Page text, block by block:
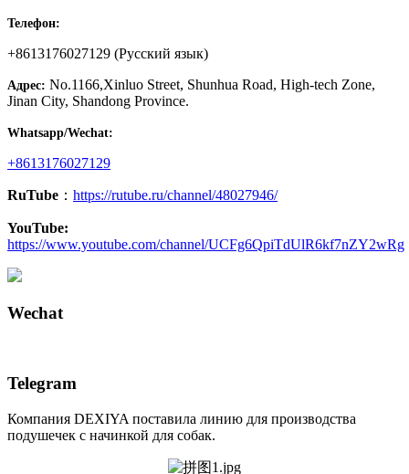
Телефон:
+8613176027129 (Русский язык)
Адрес: No.1166,Xinluo Street, Shunhua Road, High-tech Zone,
Jinan City, Shandong Province.
Whatsapp/Wechat:
+8613176027129
RuTube ： https://rutube.ru/channel/48027946/
YouTube:
https://www.youtube.com/channel/UCFg6QpiTdUlR6kf7nZY2wRg
Wechat
Telegram
Компания DEXIYA поставила линию для производства
подушечек с начинкой для собак.